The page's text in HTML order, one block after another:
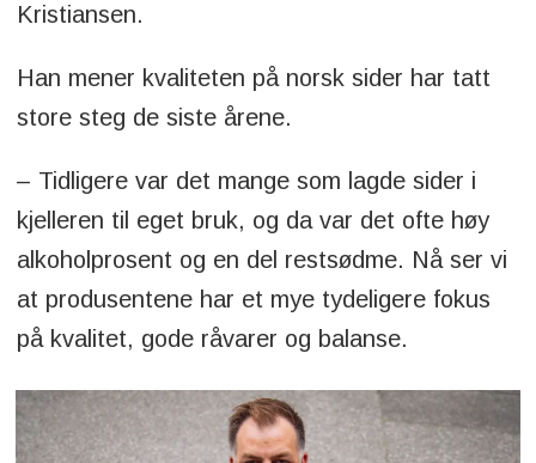
Kristiansen.
Han mener kvaliteten på norsk sider har tatt
store steg de siste årene.
– Tidligere var det mange som lagde sider i
kjelleren til eget bruk, og da var det ofte høy
alkoholprosent og en del restsødme. Nå ser vi
at produsentene har et mye tydeligere fokus
på kvalitet, gode råvarer og balanse.